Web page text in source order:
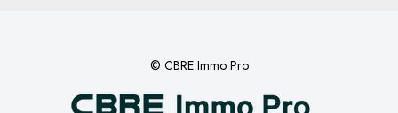
© CBRE Immo Pro